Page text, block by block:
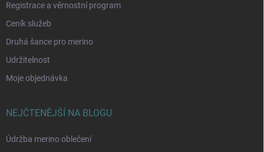
Registrace a věrnostní program
Ceník služeb
Druhá šance pro merino
Udržitelnost
Moje objednávka
NEJČTENĚJŠÍ NA BLOGU
Údržba merino oblečení